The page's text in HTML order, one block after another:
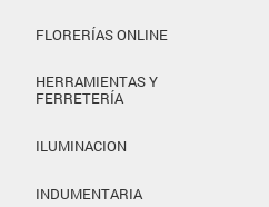
FLORERÍAS ONLINE
HERRAMIENTAS Y
FERRETERÍA
ILUMINACION
INDUMENTARIA